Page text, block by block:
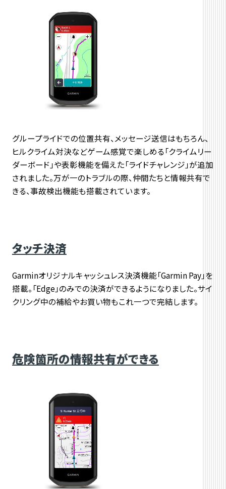
グループライドでの位置共有、メッセージ送信はもちろん、
ヒルクライム対決などゲーム感覚で楽しめる「クライムリー
ダーボード」や表彰機能を備えた「ライドチャレンジ」が追加
されました。万が一のトラブルの際、仲間たちと情報共有で
きる、事故検出機能も搭載されています。
タッチ決済
Garminオリジナルキャッシュレス決済機能「Garmin Pay」を
搭載。「Edge」のみでの決済ができるようになりました。サイ
クリング中の補給やお買い物もこれ一つで完結します。
危険箇所の情報共有ができる